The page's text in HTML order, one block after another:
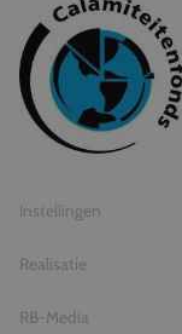
© 2026 Travel Inventive
Algemene voorwaarden
Privacy statement
Instellingen
Realisatie
RB-Media